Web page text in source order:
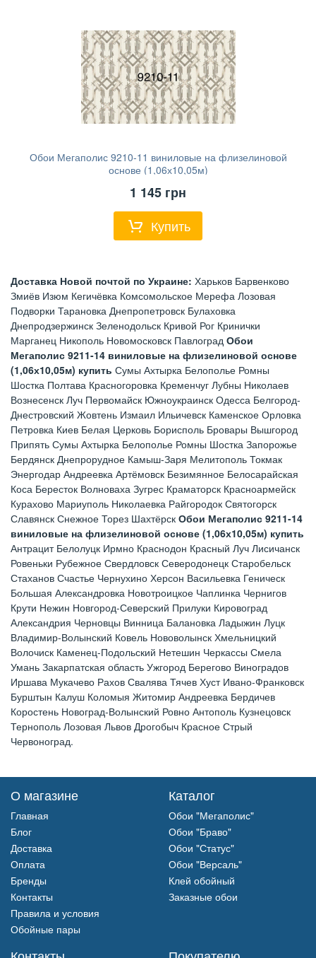
Обои Мегаполис 9210-11 виниловые на флизелиновой
основе (1,06х10,05м)
1 145 грн
Купить
Доставка Новой почтой по Украине: Харьков Барвенково
Змиёв Изюм Кегичёвка Комсомольское Мерефа Лозовая
Подворки Тарановка Днепропетровск Булаховка
Днепродзержинск Зеленодольск Кривой Рог Кринички
Марганец Никополь Новомосковск Павлоград Обои
Мегаполис 9211-14 виниловые на флизелиновой основе
(1,06х10,05м) купить Сумы Ахтырка Белополье Ромны
Шостка Полтава Красногоровка Кременчуг Лубны Николаев
Вознесенск Луч Первомайск Южноукраинск Одесса Белгород-
Днестровский Жовтень Измаил Ильичевск Каменское Орловка
Петровка Киев Белая Церковь Борисполь Бровары Вышгород
Припять Сумы Ахтырка Белополье Ромны Шостка Запорожье
Бердянск Днепрорудное Камыш-Заря Мелитополь Токмак
Энергодар Андреевка Артёмовск Безимянное Белосарайская
Коса Бересток Волноваха Зугрес Краматорск Красноармейск
Курахово Мариуполь Николаевка Райгородок Святогорск
Славянск Снежное Торез Шахтёрск Обои Мегаполис 9211-14
виниловые на флизелиновой основе (1,06х10,05м) купить
Антрацит Белолуцк Ирмно Краснодон Красный Луч Лисичанск
Ровеньки Рубежное Свердловск Северодонецк Старобельск
Стаханов Счастье Чернухино Херсон Васильевка Геническ
Большая Александровка Новотроицкое Чаплинка Чернигов
Крути Нежин Новгород-Северский Прилуки Кировоград
Александрия Черновцы Винница Балановка Ладыжин Луцк
Владимир-Волынский Ковель Нововолынск Хмельницкий
Волочиск Каменец-Подольский Нетешин Черкассы Смела
Умань Закарпатская область Ужгород Берегово Виноградов
Иршава Мукачево Рахов Свалява Тячев Хуст Ивано-Франковск
Бурштын Калуш Коломыя Житомир Андреевка Бердичев
Коростень Новоград-Волынский Ровно Антополь Кузнецовск
Тернополь Лозовая Львов Дрогобыч Красное Стрый
Червоноград.
О магазине
Главная
Блог
Доставка
Оплата
Бренды
Контакты
Правила и условия
Обойные пары
Каталог
Обои "Мегаполис"
Обои "Браво"
Обои "Статус"
Обои "Версаль"
Клей обойный
Заказные обои